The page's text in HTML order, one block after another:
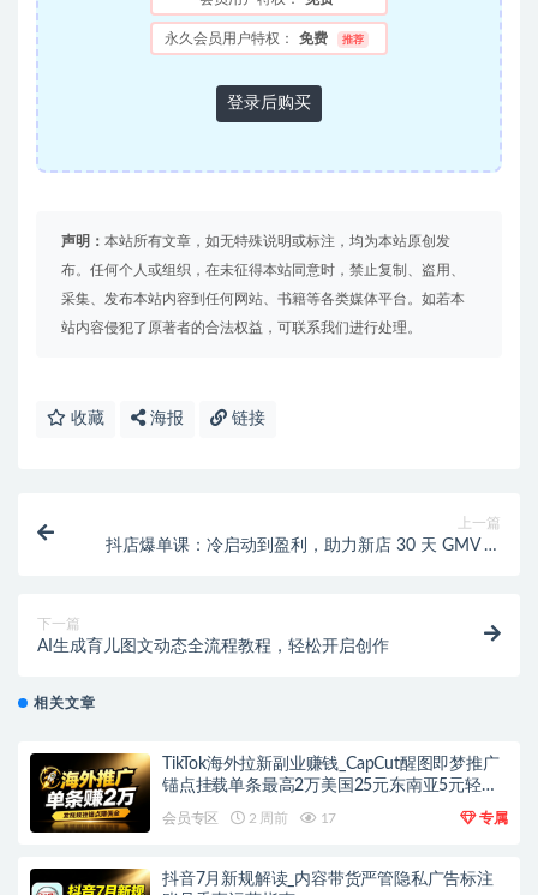
永久会员用户特权： 免费 推荐
登录后购买
声明： 本站所有文章，如无特殊说明或标注，均为本站原创发
布。任何个人或组织，在未征得本站同意时，禁止复制、盗用、
采集、发布本站内容到任何网站、书籍等各类媒体平台。如若本
站内容侵犯了原著者的合法权益，可联系我们进行处理。
收藏 海报 链接
上一篇
抖店爆单课：冷启动到盈利，助力新店 30 天 GMV 破
下一篇
AI生成育儿图文动态全流程教程，轻松开启创作
相关文章
TikTok海外拉新副业赚钱_CapCut醒图即梦推广
锚点挂载单条最高2万美国25元东南亚5元轻资
会员专区 2 周前 17 专属
抖音7月新规解读_内容带货严管隐私广告标注